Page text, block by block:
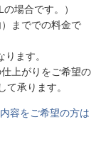
場合です。）
まででの料金で
ます。
上がりをご希望の
承ります。
容をご希望の方は